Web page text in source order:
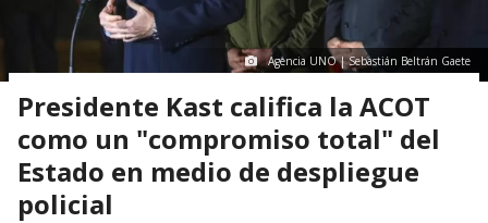
Agencia UNO | Sebastián Beltrán Gaete
Presidente Kast califica la ACOT
como un "compromiso total" del
Estado en medio de despliegue
policial